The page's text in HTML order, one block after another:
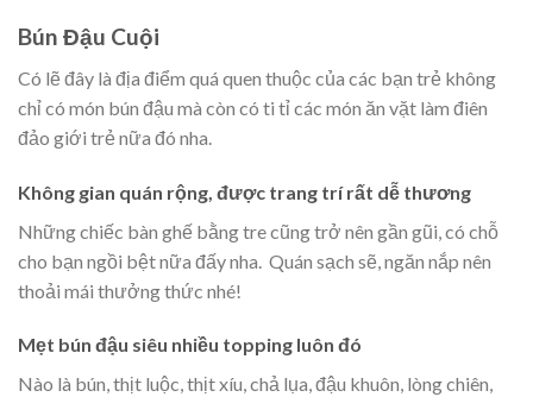
Bún Đậu Cuội
Có lẽ đây là địa điểm quá quen thuộc của các bạn trẻ không
chỉ có món bún đậu mà còn có ti tỉ các món ăn vặt làm điên
đảo giới trẻ nữa đó nha.
Không gian quán rộng, được trang trí rất dễ thương
Những chiếc bàn ghế bằng tre cũng trở nên gần gũi, có chỗ
cho bạn ngồi bệt nữa đấy nha. Quán sạch sẽ, ngăn nắp nên
thoải mái thưởng thức nhé!
Mẹt bún đậu siêu nhiều topping luôn đó
Nào là bún, thịt luộc, thịt xíu, chả lụa, đậu khuôn, lòng chiên,